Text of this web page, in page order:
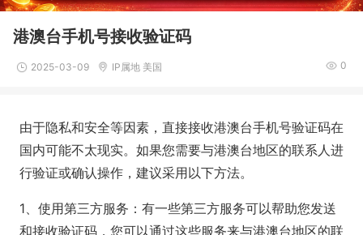
港澳台手机号接收验证码
2025-03-09 IP属地 美国 0
由于隐私和安全等因素，直接接收港澳台手机号验证码在
国内可能不太现实。如果您需要与港澳台地区的联系人进
行验证或确认操作，建议采用以下方法。
1、使用第三方服务：有一些第三方服务可以帮助您发送
和接收验证码，您可以通过这些服务来与港澳台地区的联